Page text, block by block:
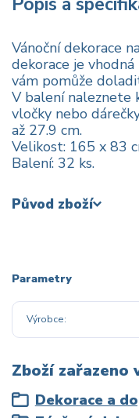
Vánoční dekorace
dekorace je
vám pomůže
V balení naleznete
vločky nebo
až 27.9 cm.
Velikost: 165 x 83
Balení: 32 ks.
Původ zboží
Parametry
Výrobce
Zboží zařazeno
Dekorace a